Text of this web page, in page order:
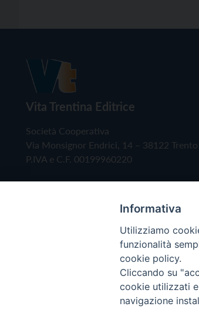
Vita Trentina Editrice
Società Cooperativa
Via Monsignor Endrici, 14 – 38122 Trento
P.IVA e C.F. 00199960220
Copyright © 2019 - Tutti i diritti
Informativa
Utilizziamo
funzionalità
cookie policy.
Cliccando su
cookie utilizzati
navigazione